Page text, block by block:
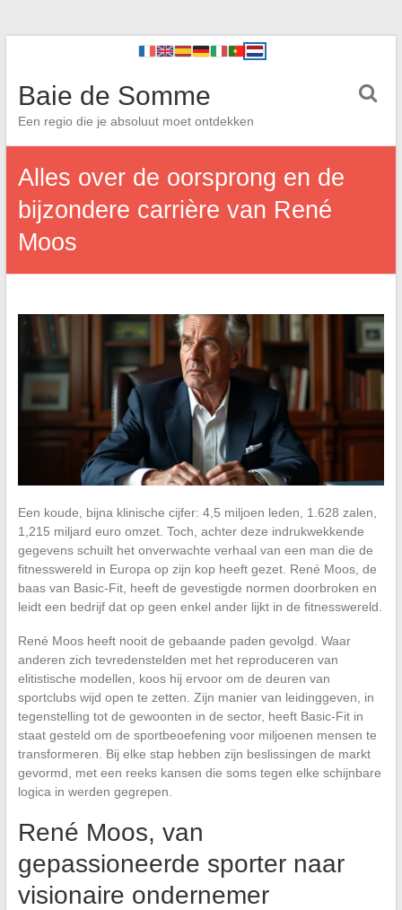
Baie de Somme
Een regio die je absoluut moet ontdekken
Alles over de oorsprong en de
bijzondere carrière van René
Moos
Een koude, bijna klinische cijfer: 4,5 miljoen leden, 1.628 zalen,
1,215 miljard euro omzet. Toch, achter deze indrukwekkende
gegevens schuilt het onverwachte verhaal van een man die de
fitnesswereld in Europa op zijn kop heeft gezet. René Moos, de
baas van Basic-Fit, heeft de gevestigde normen doorbroken en
leidt een bedrijf dat op geen enkel ander lijkt in de fitnesswereld.
René Moos heeft nooit de gebaande paden gevolgd. Waar
anderen zich tevredenstelden met het reproduceren van
elitistische modellen, koos hij ervoor om de deuren van
sportclubs wijd open te zetten. Zijn manier van leidinggeven, in
tegenstelling tot de gewoonten in de sector, heeft Basic-Fit in
staat gesteld om de sportbeoefening voor miljoenen mensen te
transformeren. Bij elke stap hebben zijn beslissingen de markt
gevormd, met een reeks kansen die soms tegen elke schijnbare
logica in werden gegrepen.
René Moos, van
gepassioneerde sporter naar
visionaire ondernemer